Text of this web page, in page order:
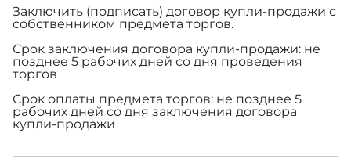
Заключить (подписать) договор купли-продажи с
собственником предмета торгов.
Срок заключения договора купли-продажи: не
позднее 5 рабочих дней со дня проведения
торгов
Срок оплаты предмета торгов: не позднее 5
рабочих дней со дня заключения договора
купли-продажи